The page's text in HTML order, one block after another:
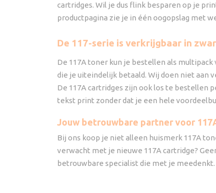
cartridges. Wil je dus flink besparen op je
productpagina zie je in één oogopslag met
De 117-serie is verkrijgbaar in
De 117A toner kun je bestellen als
die je uiteindelijk betaald. Wij doen niet aan
De 117A cartridges zijn ook los te bestellen
tekst print zonder dat je een hele
Jouw betrouwbare partner voor
Bij ons koop je niet alleen huismerk 117A
verwacht met je nieuwe 117A cartridge?
betrouwbare specialist die met je meedenkt.